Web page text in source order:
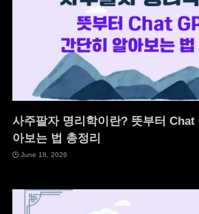
사주팔자 명리학이란? 뜻부터 Chat
아보는 법 총정리
June 18, 2026